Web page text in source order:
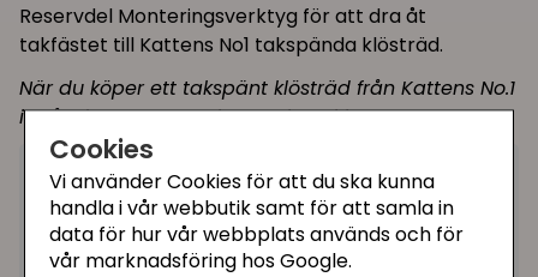
Cookies
Vi använder Cookies för att du ska kunna
handla i vår webbutik samt för att samla in
data för hur vår webbplats används och för
vår marknadsföring hos Google.
Reservdel Monteringsverktyg för att dra åt
takfästet till Kattens No1 takspända klösträd.
När du köper ett takspänt klösträd från Kattens No.1
ingår det ett monteringsverktyg i kartongen.
89 kr − + Köp
I lager, leveranstid 1-3 vardagar